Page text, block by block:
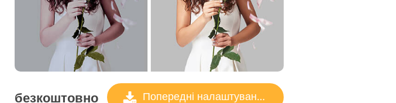
безкоштовно Попередні налаштування Instagram